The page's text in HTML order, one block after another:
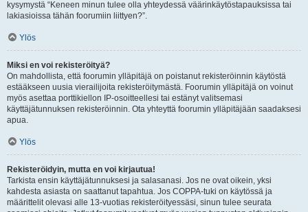
kysymystä “Keneen minun tulee olla yhteydessä väärinkäytöstapauksissa tai
lakiasioissa tähän foorumiin liittyen?”.
Ylös
Miksi en voi rekisteröityä?
On mahdollista, että foorumin ylläpitäjä on poistanut rekisteröinnin käytöstä
estääkseen uusia vierailijoita rekisteröitymästä. Foorumin ylläpitäjä on voinut
myös asettaa porttikiellon IP-osoitteellesi tai estänyt valitsemasi
käyttäjätunnuksen rekisteröinnin. Ota yhteyttä foorumin ylläpitäjään saadaksesi
apua.
Ylös
Rekisteröidyin, mutta en voi kirjautua!
Tarkista ensin käyttäjätunnuksesi ja salasanasi. Jos ne ovat oikein, yksi
kahdesta asiasta on saattanut tapahtua. Jos COPPA-tuki on käytössä ja
määrittelit olevasi alle 13-vuotias rekisteröityessäsi, sinun tulee seurata